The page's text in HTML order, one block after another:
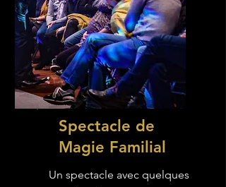
Spectacle de
Magie Familial
Un spectacle avec quelques